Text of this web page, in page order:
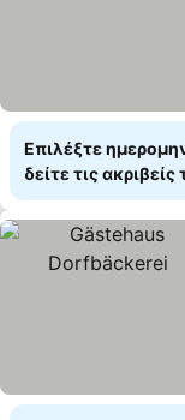
Επιλέξτε
δείτε τις ακριβείς